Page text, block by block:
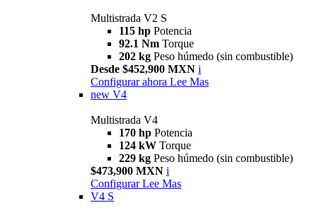
Multistrada V2 S
115 hp Potencia
92.1 Nm Torque
202 kg Peso húmedo (sin combustible)
Desde $452,900 MXN i
Configurar ahora Lee Mas
new V4
Multistrada V4
170 hp Potencia
124 kW Torque
229 kg Peso húmedo (sin combustible)
$473,900 MXN i
Configurar Lee Mas
V4 S